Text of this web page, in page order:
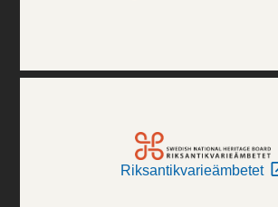
Riksantikvarieämbetet